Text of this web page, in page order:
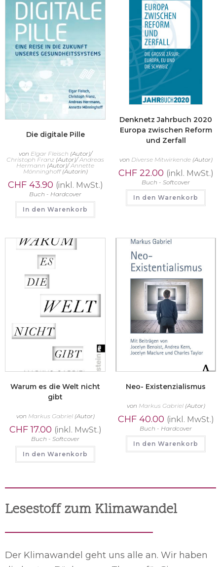
Die digitale Pille
von Elgar Fleisch (Autor)/
Christoph Franz (Autor)/Andreas
Hermann (Autor)/Annette
Mönninghoff(Autorin)
CHF43.90 (inkl. MwSt.)
Buch - Hardcover
In den Warenkorb
Denknetz Jahrbuch 2020
Europa zwischen Reform
und Zerfall
von Diverse Mitwirkende(Autor)
CHF22.00 (inkl. MwSt.)
Buch - Softcover
In den Warenkorb
Warum es die Welt nicht
gibt
von Markus Gabriel(Autor)
CHF17.00 (inkl. MwSt.)
Buch - Softcover
In den Warenkorb
Neo- Existenzialismus
von Markus Gabriel(Autor)
CHF40.00 (inkl. MwSt.)
Buch - Hardcover
In den Warenkorb
Lesestoff zum Klimawandel
Der Klimawandel geht uns alle an. Wir haben